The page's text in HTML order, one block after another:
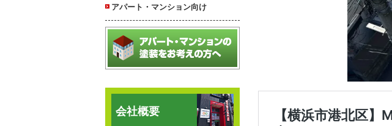
アパート・マンション向け
会社概要